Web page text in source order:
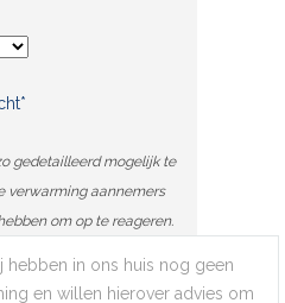
gedetailleerd mogelijk te
verwarming aannemers
om op te reageren.